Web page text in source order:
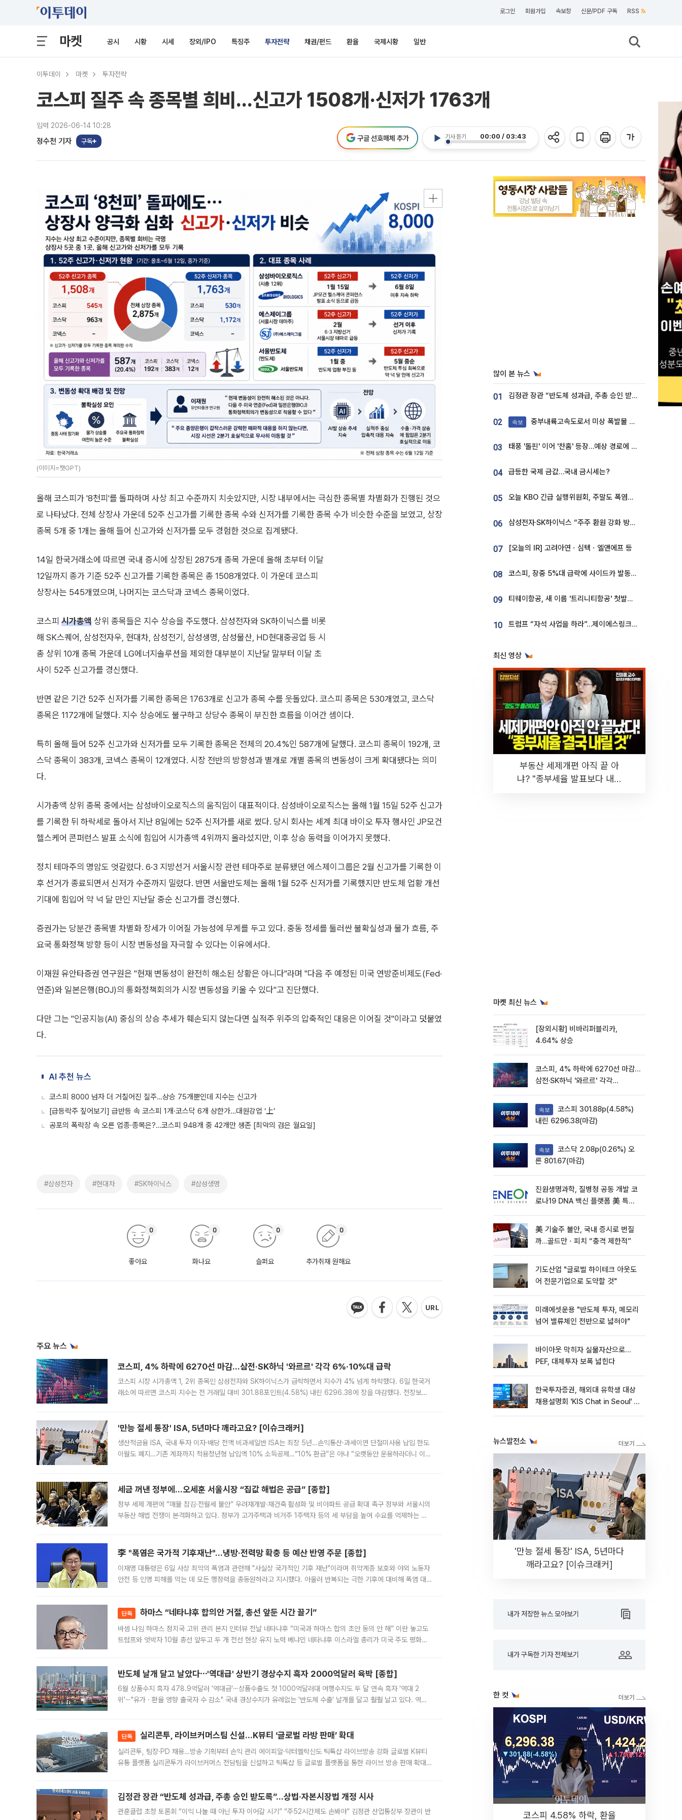
로그인 회원가입 속보창 신문/PDF 구독 RSS
마켓 공시 시황 시세 장외/IPO 특징주 투자전략 채권/펀드 환율 국제시황 일반
이투데이 마켓 투자전략
코스피 질주 속 종목별 희비…신고가 1508개·신저가 1763개
입력 2026-06-14 10:28
정수천 기자 구독
기사 듣기 00:00 / 03:43
구글 선호매체 추가
(이미지=챗GPT)
올해 코스피가 '8천피'를 돌파하며 사상 최고 수준까지 치솟았지만, 시장 내부에서는 극심한 종목별 차별화가 진행된 것으
로 나타났다. 전체 상장사 가운데 52주 신고가를 기록한 종목 수와 신저가를 기록한 종목 수가 비슷한 수준을 보였고, 상장
종목 5개 중 1개는 올해 들어 신고가와 신저가를 모두 경험한 것으로 집계됐다.
14일 한국거래소에 따르면 국내 증시에 상장된 2875개 종목 가운데 올해 초부터 이달
12일까지 종가 기준 52주 신고가를 기록한 종목은 총 1508개였다. 이 가운데 코스피
상장사는 545개였으며, 나머지는 코스닥과 코넥스 종목이었다.
코스피 시가총액 상위 종목들은 지수 상승을 주도했다. 삼성전자와 SK하이닉스를 비롯
해 SK스퀘어, 삼성전자우, 현대차, 삼성전기, 삼성생명, 삼성물산, HD현대중공업 등 시
총 상위 10개 종목 가운데 LG에너지솔루션을 제외한 대부분이 지난달 말부터 이달 초
사이 52주 신고가를 경신했다.
반면 같은 기간 52주 신저가를 기록한 종목은 1763개로 신고가 종목 수를 웃돌았다. 코스피 종목은 530개였고, 코스닥
종목은 1172개에 달했다. 지수 상승에도 불구하고 상당수 종목이 부진한 흐름을 이어간 셈이다.
특히 올해 들어 52주 신고가와 신저가를 모두 기록한 종목은 전체의 20.4%인 587개에 달했다. 코스피 종목이 192개, 코
스닥 종목이 383개, 코넥스 종목이 12개였다. 시장 전반의 방향성과 별개로 개별 종목의 변동성이 크게 확대됐다는 의미
다.
시가총액 상위 종목 중에서는 삼성바이오로직스의 움직임이 대표적이다. 삼성바이오로직스는 올해 1월 15일 52주 신고가
를 기록한 뒤 하락세로 돌아서 지난 8일에는 52주 신저가를 새로 썼다. 당시 회사는 세계 최대 바이오 투자 행사인 JP모건
헬스케어 콘퍼런스 발표 소식에 힘입어 시가총액 4위까지 올라섰지만, 이후 상승 동력을 이어가지 못했다.
정치 테마주의 명암도 엇갈렸다. 6·3 지방선거 서울시장 관련 테마주로 분류됐던 에스제이그룹은 2월 신고가를 기록한 이
후 선거가 종료되면서 신저가 수준까지 밀렸다. 반면 서울반도체는 올해 1월 52주 신저가를 기록했지만 반도체 업황 개선
기대에 힘입어 약 넉 달 만인 지난달 중순 신고가를 경신했다.
증권가는 당분간 종목별 차별화 장세가 이어질 가능성에 무게를 두고 있다. 중동 정세를 둘러싼 불확실성과 물가 흐름, 주
요국 통화정책 방향 등이 시장 변동성을 자극할 수 있다는 이유에서다.
이재원 유안타증권 연구원은 "현재 변동성이 완전히 해소된 상황은 아니다"라며 "다음 주 예정된 미국 연방준비제도(Fed·
연준)와 일본은행(BOJ)의 통화정책회의가 시장 변동성을 키울 수 있다"고 진단했다.
다만 그는 "인공지능(AI) 중심의 상승 추세가 훼손되지 않는다면 실적주 위주의 압축적인 대응은 이어질 것"이라고 덧붙였
다.
AI 추천 뉴스
코스피 8000 넘자 더 거칠어진 질주…상승 75개뿐인데 지수는 신고가
[급등락주 짚어보기] 급반등 속 코스피 1개·코스닥 6개 상한가…대원강업 ‘上’
공포의 폭락장 속 오른 업종·종목은?…코스피 948개 중 42개만 생존 [최악의 검은 월요일]
#삼성전자 #현대차 #SK하이닉스 #삼성생명
좋아요
0
화나요
0
슬퍼요
0
추가취재 원해요
0
주요 뉴스
코스피, 4% 하락에 6270선 마감…삼전·SK하닉 '와르르' 각각 6%·10%대 급락
코스피 시장 시가총액 1, 2위 종목인 삼성전자와 SK하이닉스가 급락하면서 지수가 4% 넘게 하락했다. 6일 한국거
래소에 따르면 코스피 지수는 전 거래일 대비 301.88포인트(4.58%) 내린 6296.38에 장을 마감했다. 전장보다
'만능 절세 통장' ISA, 5년마다 깨라고요? [이슈크래커]
생산적금융 ISA, 국내 투자 이자·배당 전액 비과세일반 ISA는 최장 5년…손익통산·과세이연 단절미사용 납입 한도
이월도 폐지…기존 계좌까지 적용청년형 납입액 10% 소득공제…“10% 환급”은 아냐 “오랫동안 운용하라더니 이제
세금 꺼낸 정부에…오세훈 서울시장 “집값 해법은 공급” [종합]
정부 세제 개편에 “매물 잠김·전월세 불안” 우려재개발·재건축 활성화 및 비아파트 공급 확대 촉구 정부와 서울시의
부동산 해법 전쟁이 본격화하고 있다. 정부가 고가주택과 비거주 1주택자 등의 세 부담을 높여 수요를 억제하는 카
李 "폭염은 국가적 기후재난"…냉방·전력망 확충 등 예산 반영 주문 [종합]
이재명 대통령은 6일 사상 최악의 폭염과 관련해 "사실상 국가적인 기후 재난"이라며 취약계층 보호와 야외 노동자
안전 등 인명 피해를 막는 데 모든 행정력을 총동원하라고 지시했다. 아울러 반복되는 극한 기후에 대비해 폭염 대응
단독 하마스 “네타냐후 합의안 거절, 총선 앞둔 시간 끌기”
바셈 나임 하마스 정치국 고위 관리 본지 인터뷰 전날 네타냐후 “미국과 하마스 합의 초안 동의 안 해” 이란 놓고도
트럼프와 엇박자 10월 총선 앞두고 두 개 전선 현상 유지 노력 베냐민 네타냐후 이스라엘 총리가 미국 주도 평화위
반도체 날개 달고 날았다⋯'역대급' 상반기 경상수지 흑자 2000억달러 육박 [종합]
6월 상품수지 흑자 478.9억달러 '역대급'⋯상품수출도 첫 1000억달러대 여행수지도 두 달 연속 흑자 '역대 2
위'⋯"유가ㆍ환율 영향 출국자 수 감소" 국내 경상수지가 유례없는 '반도체 수출' 날개를 달고 훨훨 날고 있다. 역대
단독 실리콘투, 라이브커머스팀 신설…K뷰티 ‘글로벌 라방 판매’ 확대
실리콘투, 팀장·PD 채용…방송 기획부터 손익 관리 에이피알·닥터멜락신도 틱톡샵 라이브방송 강화 글로벌 K뷰티
유통 플랫폼 실리콘투가 라이브커머스 전담팀을 신설하고 틱톡샵 등 글로벌 플랫폼을 통한 라이브 방송 판매 확대에
김정관 장관 “반도체 성과급, 주총 승인 받도록”…상법·자본시장법 개정 시사
관훈클럽 초청 토론회 “이익 나눌 때 아닌 투자 이어갈 시기” “주52시간제도 손봐야” 김정관 산업통상부 장관이 반
많이 본 뉴스
01 김정관 장관 “반도체 성과급, 주총 승인 받도록”…상법·자본시장법 개정 시사
02 속보 중부내륙고속도로서 미상 폭발물 발견
03 태풍 '돌핀' 이어 '찬홈' 등장…예상 경로에 한국 '한숨'
04 급등한 국제 금값…국내 금시세는?
05 오늘 KBO 긴급 실행위원회, 주말도 폭염취소 될까
06 삼성전자·SK하이닉스 “주주 환원 강화 방안 마련”
07 [오늘의 IR] 고려아연ㆍ심텍ㆍ엘앤에프 등
08 코스피, 장중 5%대 급락에 사이드카 발동…삼성·SK 동반 폭락
09 티웨이항공, 새 이름 '트리니티항공' 첫발…SSC 전략 본격화
10 트럼프 “자석 사업을 하라”…제이에스링크, 비중국 영구자석 공급망 구축 속도
최신 영상
부동산 세제개편 아직 끝 아
냐? "종부세율 발표보다 내릴
마켓 최신 뉴스
[장외시황] 비바리퍼블리카,
4.64% 상승
코스피, 4% 하락에 6270선 마감…
삼전·SK하닉 '와르르' 각각
속보
내린 6296.38(마감)
속보
른 801.67(마감)
진원생명과학, 질병청 공동 개발 코
로나19 DNA 백신 플랫폼 美 특허
美 기술주 불안, 국내 증시로 번질
까…골드만ㆍ피치 “충격 제한적”
기도산업 "글로벌 하이테크 아웃도
어 전문기업으로 도약할 것"
미래에셋운용 "반도체 투자, 메모리
넘어 밸류체인 전반으로 넓혀야"
바이아웃 막히자 실물자산으로…
PEF, 대체투자 보폭 넓힌다
한국투자증권, 해외대 유학생 대상
채용설명회 'KIS Chat in Seoul' 개
뉴스발전소
'만능 절세 통장' ISA, 5년마다
깨라고요? [이슈크래커]
내가 저장한 뉴스 모아보기
내가 구독한 기자 전체보기
한 컷
코스피 4.58% 하락, 환율